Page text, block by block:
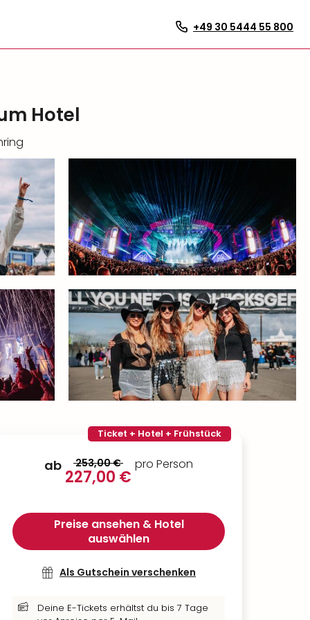
+49 30 5444 55 800
Hotel
Ticket + Hotel + Frühstück
ab 253,00 €
227,00 €
pro Person
Preise ansehen & Hotel
auswählen
Als Gutschein verschenken
Deine E-Tickets erhältst du bis 7 Tage